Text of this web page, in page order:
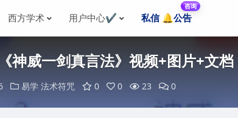
西方学术 用户中心✔️ 私信 🔔公告
咨询
神威一剑真言法》视频+图片+文档
易学 法术符咒 0 0 23 0